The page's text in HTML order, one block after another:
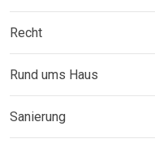
Recht
Rund ums Haus
Sanierung